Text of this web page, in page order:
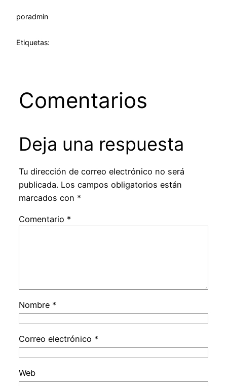
poradmin
Etiquetas:
Comentarios
Deja una respuesta
Tu dirección de correo electrónico no será
publicada. Los campos obligatorios están
marcados con *
Comentario *
Nombre *
Correo electrónico *
Web